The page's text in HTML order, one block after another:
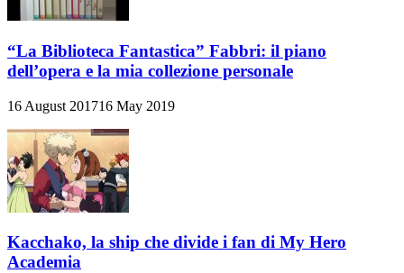
“La Biblioteca Fantastica” Fabbri: il piano
dell’opera e la mia collezione personale
16 August 201716 May 2019
Kacchako, la ship che divide i fan di My Hero
Academia